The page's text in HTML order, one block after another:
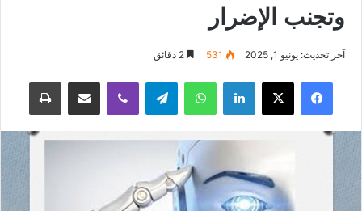
وتجنب الإضرار
آخر تحديث: يونيو 1, 2025 531
فيسبوك لينكدإن واتساب